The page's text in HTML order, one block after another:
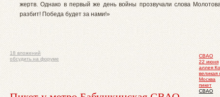
жертв. Однако в первый же день войны прозвучали слова
разбит! Победа будет за нами!»
СВАО
22 июня
аллея
великая
Москва
пикет
СВАО
18 вложений
обсудить на форуме